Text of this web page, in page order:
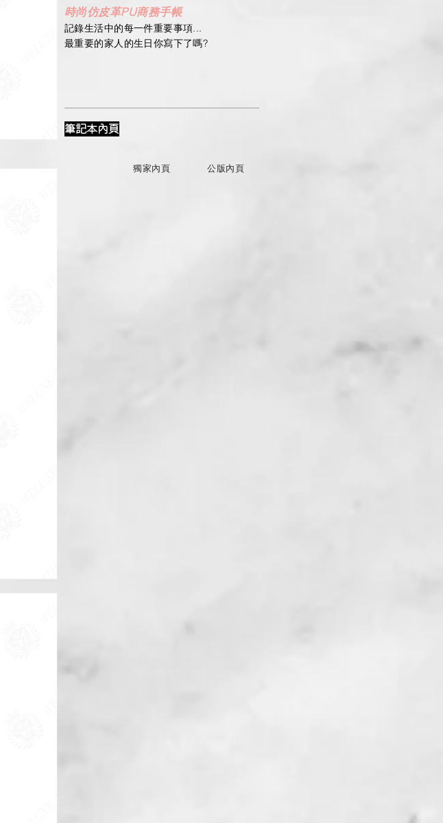
時尚仿皮革PU商務手帳
記錄生活中的每一件重要事項...
最重要的家人的生日你寫下了嗎?
筆記本內頁
獨家內頁 公版內頁